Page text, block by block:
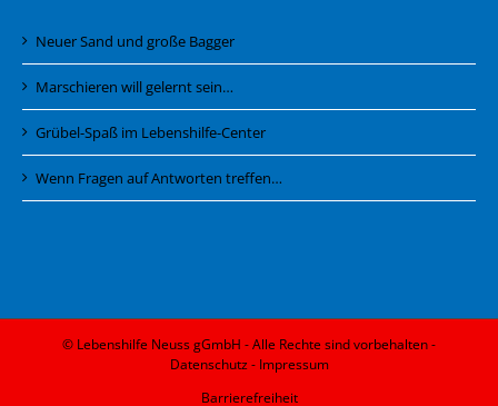
Neuer Sand und große Bagger
Marschieren will gelernt sein…
Grübel-Spaß im Lebenshilfe-Center
Wenn Fragen auf Antworten treffen…
© Lebenshilfe Neuss gGmbH - Alle Rechte sind vorbehalten -
Datenschutz- Impressum
Barrierefreiheit